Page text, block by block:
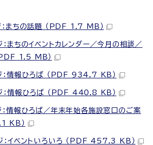
まちの話題 （PDF 1.7 MB）
まちのイベントカレンダー／今月の相談／
1.5 MB）
情報ひろば （PDF 934.7 KB）
情報ひろば （PDF 440.8 KB）
情報ひろば／年末年始各施設窓口のご案
KB）
イベントいろいろ （PDF 457.3 KB）